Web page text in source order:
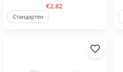
€2.82
Стандартен